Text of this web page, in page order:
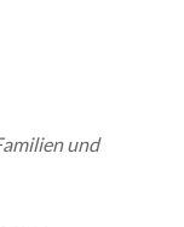
und